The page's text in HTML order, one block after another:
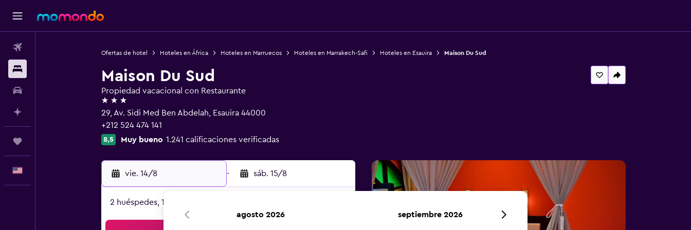
Ofertas de hotel Hoteles en África Hoteles en Marruecos Hoteles en Marrakech-Safi Hoteles en Esauira Maison Du Sud
Maison Du Sud
Propiedad vacacional con Restaurante
3 estrellas
29, Av. Sidi Med Ben Abdelah, Esauira 44000
+212 524 474 141
8,5 Muy bueno 1.241 calificaciones verificadas
vie. 14/8 - sáb. 15/8
2 huéspedes, 1 habitación
agosto 2026 septiembre 2026